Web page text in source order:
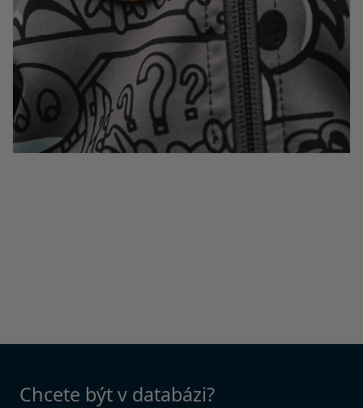
Chcete být v databázi?